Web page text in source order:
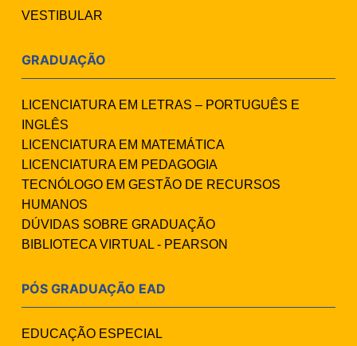
VESTIBULAR
GRADUAÇÃO
LICENCIATURA EM LETRAS – PORTUGUÊS E
INGLÊS
LICENCIATURA EM MATEMÁTICA
LICENCIATURA EM PEDAGOGIA
TECNÓLOGO EM GESTÃO DE RECURSOS
HUMANOS
DÚVIDAS SOBRE GRADUAÇÃO
BIBLIOTECA VIRTUAL - PEARSON
PÓS GRADUAÇÃO EAD
EDUCAÇÃO ESPECIAL